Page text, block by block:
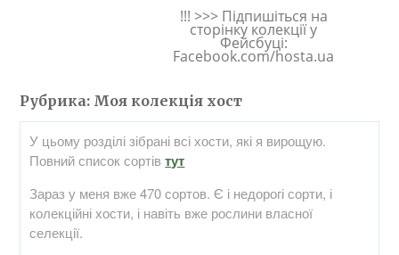
!!! >>> Підпишіться на
сторінку колекції у
Фейсбуці:
Facebook.com/hosta.ua
Рубрика: Моя колекція хост
У цьому розділі зібрані всі хости, які я вирощую.
Повний список сортівтут
Зараз у меня вже 470 сортов. Є і недорогі сорти, і
колекційні хости, і навіть вже рослини власної
селекції.